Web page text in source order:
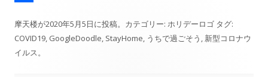
o
k
o
d
y
L
a
i
有
摩天楼が2020年5月5日に投稿。カテゴリー: ホリデーロゴ タグ:
COVID19, GoogleDoodle, StayHome, うちで過ごそう , 新型コロナウ
イルス。